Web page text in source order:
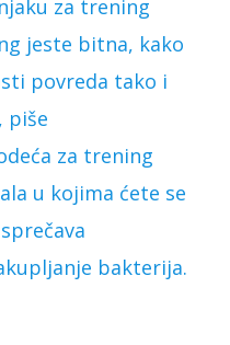
za trening
jeste bitna, kako
povreda tako i
piše
za trening
u kojima ćete se
bakterija.